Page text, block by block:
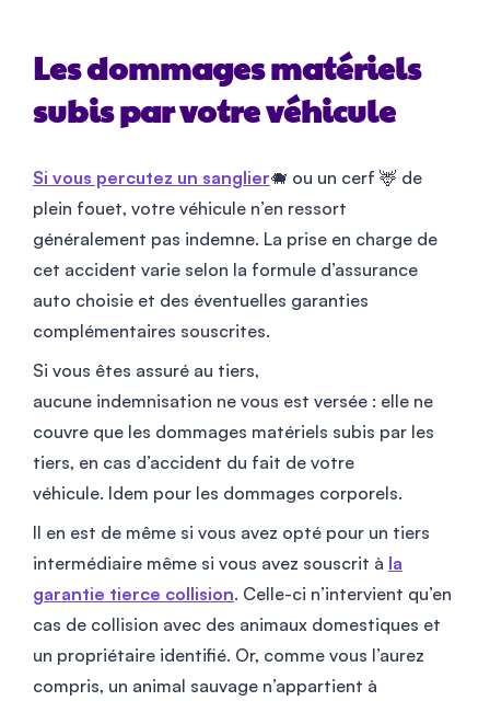
Les dommages matériels
subis par votre véhicule
Si vous percutez un sanglier🐗 ou un cerf 🦌 de
plein fouet, votre véhicule n’en ressort
généralement pas indemne. La prise en charge de
cet accident varie selon la formule d’assurance
auto choisie et des éventuelles garanties
complémentaires souscrites.
Si vous êtes assuré au tiers,
aucune indemnisation ne vous est versée : elle ne
couvre que les dommages matériels subis par les
tiers, en cas d’accident du fait de votre
véhicule. Idem pour les dommages corporels.
Il en est de même si vous avez opté pour un tiers
intermédiaire même si vous avez souscrit à la
garantie tierce collision. Celle-ci n’intervient qu’en
cas de collision avec des animaux domestiques et
un propriétaire identifié. Or, comme vous l’aurez
compris, un animal sauvage n’appartient à